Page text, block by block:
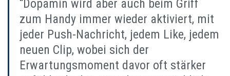
“Dopamin wird aber auch beim Griff
zum Handy immer wieder aktiviert, mit
jeder Push-Nachricht, jedem Like, jedem
neuen Clip, wobei sich der
Erwartungsmoment davor oft stärker